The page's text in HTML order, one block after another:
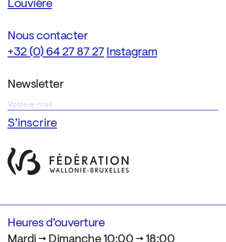
Louvière
Nous contacter
+32 (0) 64 27 87 27 Instagram
Newsletter
Heures d’ouverture
Mardi → Dimanche 10:00 → 18:00